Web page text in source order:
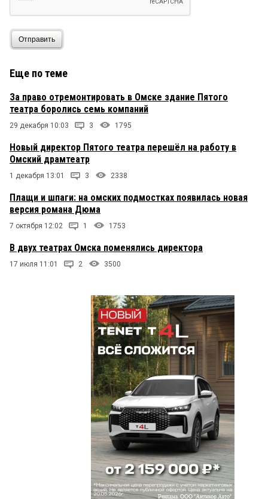
Отправить
Еще по теме
За право отремонтировать в Омске здание Пятого
театра боролись семь компаний
29 декабря 10:03 3 1795
Новый директор Пятого театра перешёл на работу в
Омский драмтеатр
1 декабря 13:01 3 2338
Плащи и шпаги: на омских подмостках появилась новая
версия романа Дюма
7 октября 12:02 1 1753
В двух театрах Омска поменялись директора
17 июля 11:01 2 3500